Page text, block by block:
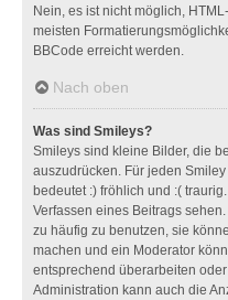
Nein, es ist nicht möglich,
meisten
BBCode erreicht werden.
Nach oben
Was sind Smileys?
Smileys sind kleine Bilder, die
auszudrücken. Für jeden
bedeutet :) fröhlich und :(
Verfassen eines Beitrags
zu häufig zu benutzen, sie
machen und ein Moderator
entsprechend überarbeiten
Administration kann auch die